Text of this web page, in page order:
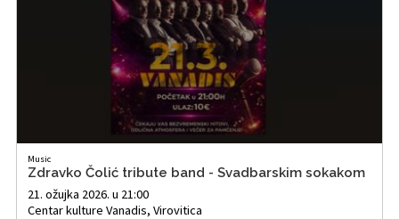
Music
Zdravko Čolić tribute band - Svadbarskim sokakom
21. ožujka 2026. u 21:00
Centar kulture Vanadis, Virovitica